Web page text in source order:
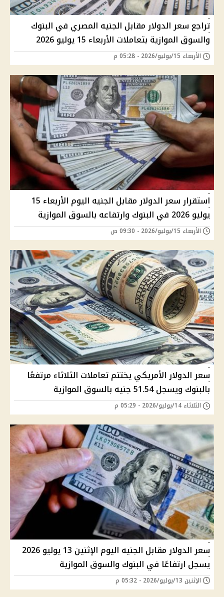
تراجع سعر الدولار مقابل الجنيه المصري في البنوك
والسوق الموازية بتعاملات الأربعاء 15 يوليو 2026
الأربعاء 15/يوليو/2026 - 05:28 م
استقرار سعر الدولار مقابل الجنيه اليوم الأربعاء 15
يوليو 2026 في البنوك وارتفاعه بالسوق الموازية
الأربعاء 15/يوليو/2026 - 09:30 ص
سعر الدولار الأمريكي يختتم تعاملات الثلاثاء مرتفعًا
بالبنوك ويسجل 51.54 جنيه بالسوق الموازية
الثلاثاء 14/يوليو/2026 - 05:29 م
سعر الدولار مقابل الجنيه اليوم الإثنين 13 يوليو 2026
يسجل ارتفاعًا في البنوك والسوق الموازية
الإثنين 13/يوليو/2026 - 05:32 م